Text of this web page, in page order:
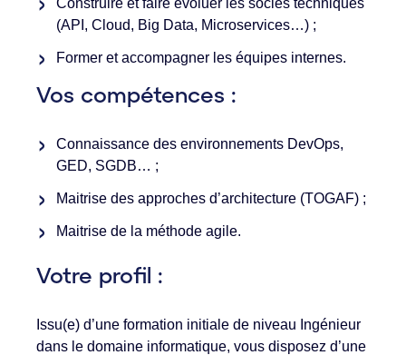
Construire et faire évoluer les socles techniques
(API, Cloud, Big Data, Microservices…) ;
Former et accompagner les équipes internes.
Vos compétences :
Connaissance des environnements DevOps,
GED, SGDB… ;
Maitrise des approches d’architecture (TOGAF) ;
Maitrise de la méthode agile.
Votre profil :
Issu(e) d’une formation initiale de niveau Ingénieur
dans le domaine informatique, vous disposez d’une